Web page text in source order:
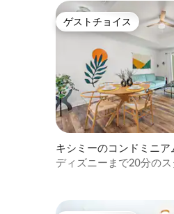
ゲストチョイス
ゲストチョイス
キシミーのコンドミニア
ディズニーまで20分の